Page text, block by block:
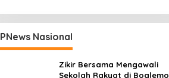
PNews Nasional
Zikir Bersama Mengawali
Sekolah Rakyat di Boalemo